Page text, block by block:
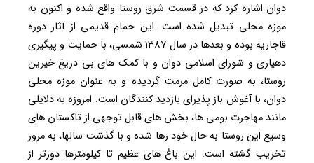
دوان اشاره کرد که در قسمت شرق روستا واقع شده و اکنون به
موزه محلی تبدیل شده است. این حمام قدیمی از آثار دوره
قاجاریه بوده و بعدها در سال ۱۳۸۷ شمسی، با حمایت و پیگیری
دهیاری و شورای اسلامی دوان و با کمک های بی دریغ خیرین
روستا، به صورت کامل مرمت گردیده و به عنوان موزه محلی
دوان، با آغوش باز پذیرای بازدید کنندگان است. امروزه به دلایلی
مانند مهاجرت بومی ها، بخش های قابل توجهی از تاکستان های
وسیع این روستا به حال خود رها شده و با گذشت سالها، به مرور
تخریب گشته است. این باغ های عظیم تا کیلومترها دورتر از